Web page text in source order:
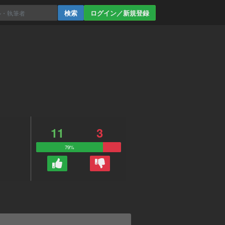
ログイン／新規登録
11 3
79%